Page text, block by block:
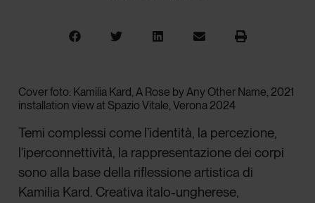
Cover foto: Kamilia Kard, A Rose by Any Other Name, 2021
installation view at Spazio Vitale, Verona 2024
Temi complessi come l’identità, la percezione,
l’iperconnettività, la rappresentazione dei corpi
sono alla base della riflessione artistica di
Kamilia Kard. Creativa italo-ungherese,